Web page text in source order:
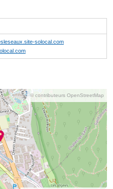
solocal.com
© contributeurs OpenStreetMap